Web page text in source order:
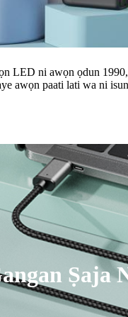
LED ni awọn ọdun
awọn paati lati wa ni
Ṣaja